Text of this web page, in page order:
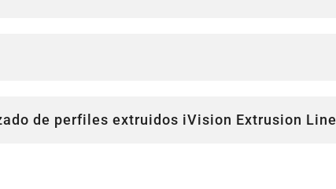
de perfiles extruidos iVision Extrusion Line